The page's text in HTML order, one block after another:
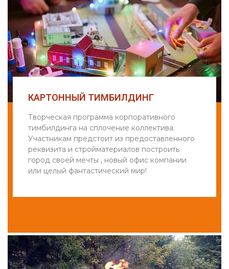
КАРТОННЫЙ ТИМБИЛДИНГ
Творческая программа корпоративного
тимбилдинга на сплочение коллектива.
Участникам предстоит из предоставленного
реквизита и стройматериалов построить
город своей мечты , новый офис компании
или целый фантастический мир!